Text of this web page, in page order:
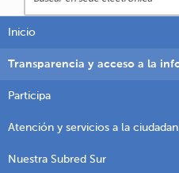
Inicio
Transparencia y acceso a la
Participa
Atención y servicios a la
Nuestra Subred Sur